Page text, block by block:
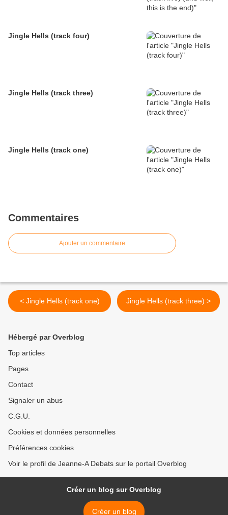
Jingle Hells (track four)
Jingle Hells (track three)
Jingle Hells (track one)
Commentaires
Ajouter un commentaire
< Jingle Hells (track one) Jingle Hells (track three) >
Hébergé par Overblog
Top articles
Pages
Contact
Signaler un abus
C.G.U.
Cookies et données personnelles
Préférences cookies
Voir le profil de Jeanne-A Debats sur le portail Overblog
Créer un blog sur Overblog
Créer un blog